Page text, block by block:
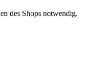
des Shops notwendig.